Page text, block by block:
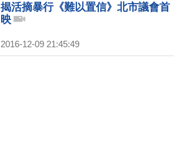
揭活摘暴行《難以置信》北市議會首
映
2016-12-09 21:45:49